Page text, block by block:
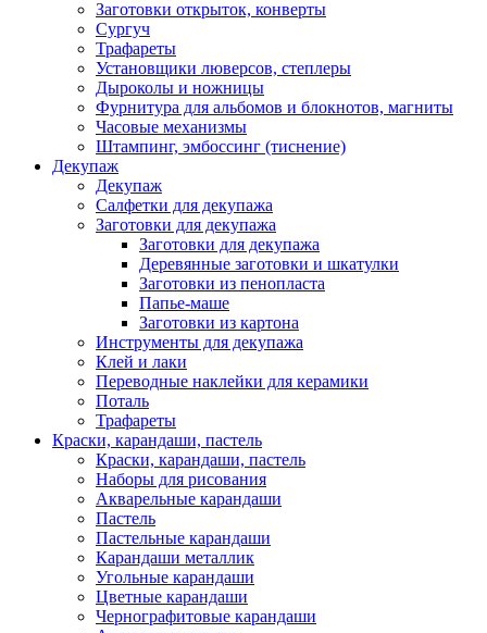
Заготовки открыток, конверты
Сургуч
Трафареты
Установщики люверсов, степлеры
Дыроколы и ножницы
Фурнитура для альбомов и блокнотов, магниты
Часовые механизмы
Штампинг, эмбоссинг (тиснение)
Декупаж
Декупаж
Салфетки для декупажа
Заготовки для декупажа
Заготовки для декупажа
Деревянные заготовки и шкатулки
Заготовки из пенопласта
Папье-маше
Заготовки из картона
Инструменты для декупажа
Клей и лаки
Переводные наклейки для керамики
Поталь
Трафареты
Краски, карандаши, пастель
Краски, карандаши, пастель
Наборы для рисования
Акварельные карандаши
Пастель
Пастельные карандаши
Карандаши металлик
Угольные карандаши
Цветные карандаши
Чернографитовые карандаши